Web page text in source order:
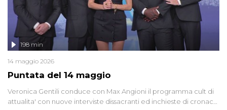
Puntata del 14 maggio
198 min
14 maggio 2026
Veronica Gentili conduce con Max Angioni il programma cult di
attualita' con nuove interviste dissacranti ed inchieste di cronaca